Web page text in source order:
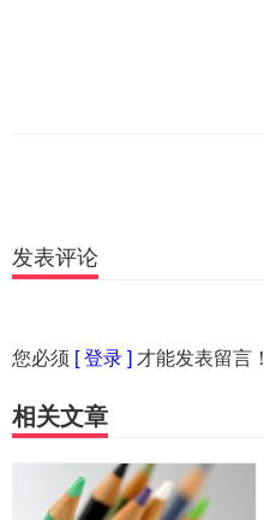
发表评论
您必须 [ 登录 ] 才能发表留言！
相关文章